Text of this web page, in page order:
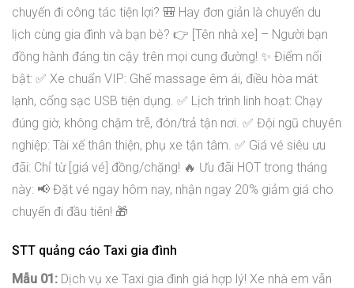
chuyến đi công tác tiện lợi? 🎒 Hay đơn giản là chuyến du
lịch cùng gia đình và bạn bè? 👉 [Tên nhà xe] – Người bạn
đồng hành đáng tin cậy trên mọi cung đường! ✨ Điểm nổi
bật: ✅ Xe chuẩn VIP: Ghế massage êm ái, điều hòa mát
lạnh, cổng sạc USB tiện dụng. ✅ Lịch trình linh hoạt: Chạy
đúng giờ, không chậm trễ, đón/trả tận nơi. ✅ Đội ngũ chuyên
nghiệp: Tài xế thân thiện, phụ xe tận tâm. ✅ Giá vé siêu ưu
đãi: Chỉ từ [giá vé] đồng/chặng! 🔥 Ưu đãi HOT trong tháng
này: 📢 Đặt vé ngay hôm nay, nhận ngay 20% giảm giá cho
chuyến đi đầu tiên! 🎁
STT quảng cáo Taxi gia đình
Mẫu 01: Dịch vụ xe Taxi gia đình giá hợp lý! Xe nhà em vẫn